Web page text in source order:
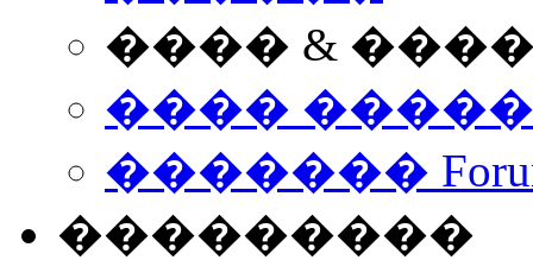
���� &
����
�������
���������